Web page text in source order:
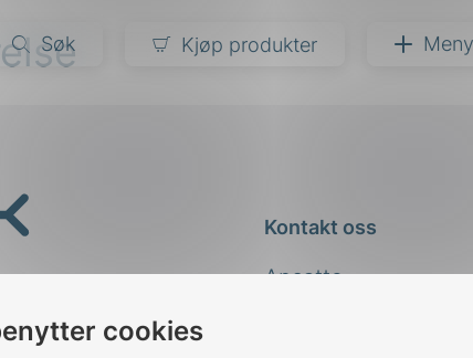
cookies
Søk Kjøp produkter Meny
Kontakt oss
Ansatte